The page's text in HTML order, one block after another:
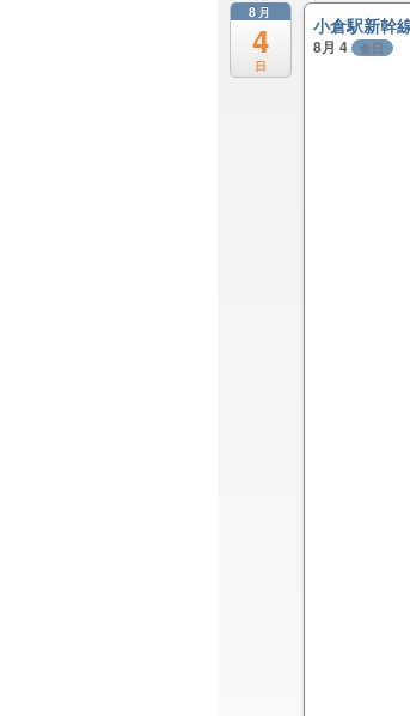
8月
4
日
小倉駅新幹
8月 4 全日